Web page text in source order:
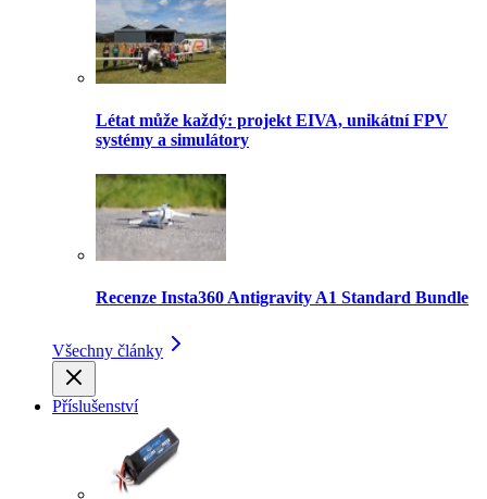
Létat může každý: projekt EIVA, unikátní FPV
systémy a simulátory
Recenze Insta360 Antigravity A1 Standard Bundle
Všechny články
Příslušenství